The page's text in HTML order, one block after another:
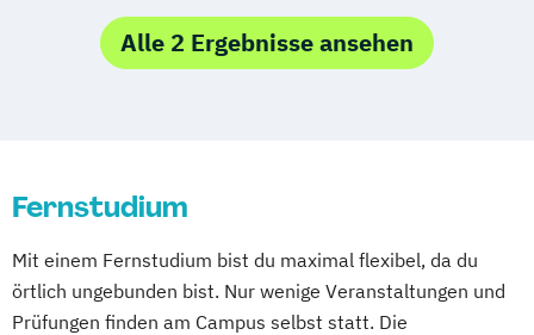
Klagenfurt Magdeburg Münster Trier
Würzburg Chemnitz Linz
Kommunikationspsychologie
Marketing
Marketing und digitale Medien
Online-Marketing und E-Commerce
Public Relations und Kommunikation
Social Media
Alle 2 Ergebnisse ansehen
Fernstudium
Mit einem Fernstudium bist du maximal flexibel, da du
örtlich ungebunden bist. Nur wenige Veranstaltungen und
Prüfungen finden am Campus selbst statt. Die